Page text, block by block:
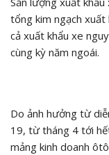
tổng kim ngạch
cả xuất khẩu xe
cùng kỳ năm ngoái.
Do ảnh hưởng từ
19, từ tháng 4 tới
mảng kinh doanh